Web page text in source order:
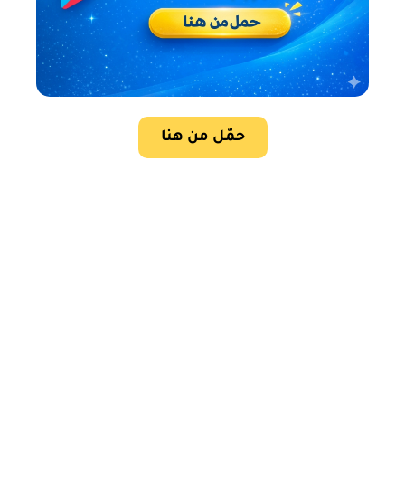
حمّل من هنا